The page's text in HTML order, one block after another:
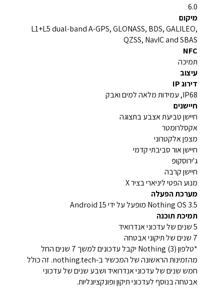
6.0
מיקום
L1+L5 dual-band A-GPS, GLONASS, BDS, GALILEO,
QZSS, NavIC and SBAS
NFC
תמיכה
עיצוב
דירוג IP
IP68, עמידות מלאה למים ואבק
חיישנים
חיישן טביעת אצבע בתצוגה
אקסלרומטר
מצפן אלקטרוני
חיישן אור סביבתי קדמי
ג'ירוסקופ
חיישן קרבה
מנוע הפטי ליניארי בציר X
מערכת הפעלה
Nothing OS 3.5 מופעל על ידי Android 15
תמיכת תוכנה
5 שנים של עדכוני אנדרואיד
7 שנים של תיקוני אבטחה
*טלפון Nothing (3) יקבל עדכונים למשך 7 שנים החל
מהזמינות הראשונה של המכשיר ב-nothing.tech. זה כולל
חמש שנים של עדכוני אנדרואיד ושבע שנים של עדכוני
אבטחה בנוסף לעדכוני תיקון ופונקציונליות.